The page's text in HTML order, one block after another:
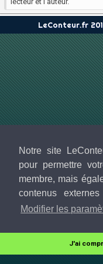
Notre site
pour permettre
membre, mais
contenus
Modifier les
J'ai
LeConteur.fr